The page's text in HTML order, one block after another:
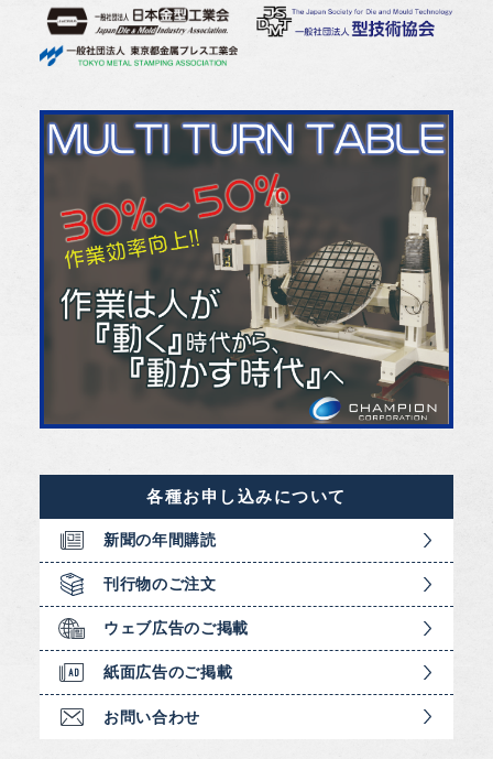
各種お申し込みについて
新聞の年間購読
刊行物のご注文
ウェブ広告のご掲載
紙面広告のご掲載
お問い合わせ